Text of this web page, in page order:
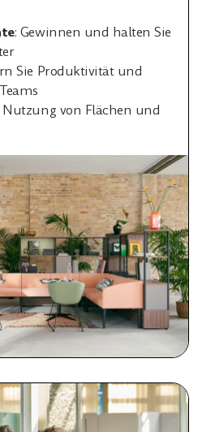
: Gewinnen und halten Sie
Sie Produktivität und
von Flächen und